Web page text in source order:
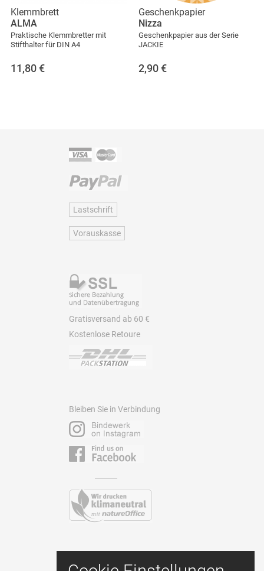
Klemmbrett
ALMA
Praktische Klemmbretter mit
Stifthalter für DIN A4
11,80 €
Geschenkpapier
Nizza
Geschenkpapier aus der Serie
JACKIE
2,90 €
Lastschrift
Vorauskasse
Gratisversand ab 60 €
Kostenlose Retoure
Bleiben Sie in Verbindung
Kontakt